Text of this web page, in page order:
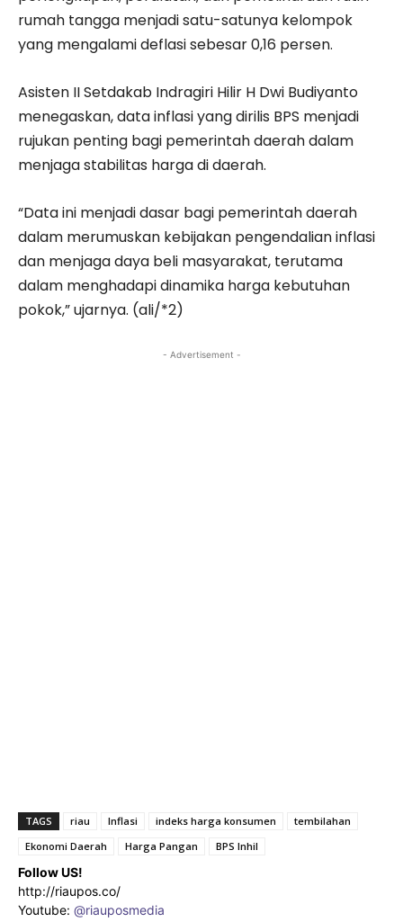
rumah tangga menjadi satu-satunya kelompok
yang mengalami deflasi sebesar 0,16 persen.
Asisten II Setdakab Indragiri Hilir H Dwi Budiyanto
menegaskan, data inflasi yang dirilis BPS menjadi
rujukan penting bagi pemerintah daerah dalam
menjaga stabilitas harga di daerah.
“Data ini menjadi dasar bagi pemerintah daerah
dalam merumuskan kebijakan pengendalian inflasi
dan menjaga daya beli masyarakat, terutama
dalam menghadapi dinamika harga kebutuhan
pokok,” ujarnya. (ali/*2)
- Advertisement -
TAGS riau Inflasi indeks harga konsumen
tembilahan
Ekonomi Daerah
Harga Pangan BPS Inhil
Follow US!
http://riaupos.co/
Youtube: @riauposmedia